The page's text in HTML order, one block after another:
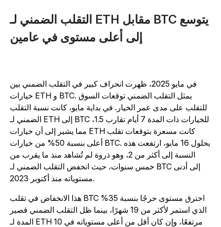
التقلب الضمني لـ ETH مقابل BTC يتوسع
إلى أعلى مستوى في عامين
في مايو 2025، ظهرت انحراف كبير في التقلب الضمني بين
خيارات ETH و BTC. يمثل التقلب الضمني توقعات السوق
للتقلب على مدى عمر الخيار. في بداية مايو، كانت نسبة التقلب
الضمني لـ ETH إلى BTC للخيارات ذات المدة 7 أيام تقارب 1.5،
مما يشير إلى أن خيارات ETH كانت مسعرة بتوقعات تقلب
أعلى بنسبة 50% من خيارات BTC. بحلول 16 مايو، ارتفعت هذه
النسبة إلى أكثر من 2، وهو ذروة لم تُشاهد منذ ما يقرب من
خمس سنوات، حيث انخفض التقلب الضمني لـ BTC إلى أدنى
هذا الانخفاض في تقلب BTC اخترق مستوى حرجًا بنسبة 35%
الذي استمر لأكثر من 19 شهرًا، بينما ظل التقلب الضمني قصير
المدة لـ ETH مرتفعًا، وإن كان أقل من أعلى مستوياته في 10